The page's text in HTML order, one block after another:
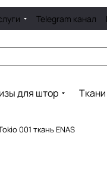
Telegram канал
для штор
001 ткань ENAS